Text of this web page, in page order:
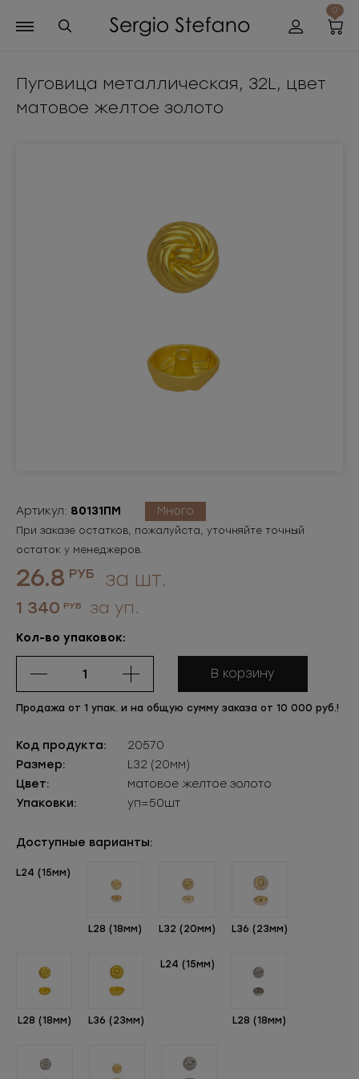
0
Пуговица металлическая, 32L, цвет
матовое желтое золото
Артикул: 80131ПМ Много
При заказе остатков, пожалуйста, уточняйте точный
остаток у менеджеров.
26.8 РУБ за шт.
1 340 РУБ за уп.
Кол-во упаковок:
В корзину
Продажа от 1 упак. и на общую сумму заказа от 10 000 руб.!
Код продукта:
20570
Размер:
L32 (20мм)
Цвет:
матовое желтое золото
Упаковки:
уп=50шт
Доступные варианты:
L24 (15мм)
L28 (18мм) L32 (20мм) L36 (23мм)
L28 (18мм) L36 (23мм)
L24 (15мм)
L28 (18мм)